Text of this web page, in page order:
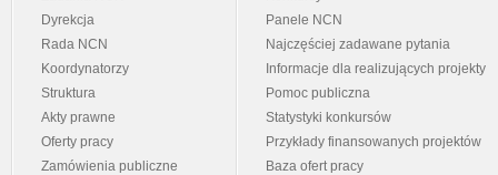
Dyrekcja
Rada NCN
Koordynatorzy
Struktura
Akty prawne
Oferty pracy
Zamówienia publiczne
Panele NCN
Najczęściej zadawane pytania
Informacje dla realizujących projekty
Pomoc publiczna
Statystyki konkursów
Przykłady finansowanych projektów
Baza ofert pracy